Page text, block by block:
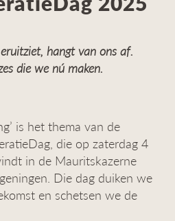
e
hangt van ons af.
die we nú maken.
is het thema van de
die op zaterdag 4
in de Mauritskazerne
Die dag duiken we
en schetsen we de